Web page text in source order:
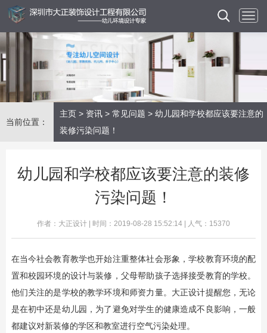
当前位置：
主页 > 资讯 > 常见问题 > 幼儿园和学校都应该要注意的
装修污染问题！
幼儿园和学校都应该要注意的装修
污染问题！
作者：大正设计 | 时间：2019-08-28 15:52:14 | 人气：15370
在当今社会教育教学也开始注重整体社会形象，学校教育环境的配
置和校园环境的设计与装修，父母帮助孩子选择接受教育的学校。
他们关注的是学校的教学环境和师资力量。大正设计提醒您，无论
是在初中还是幼儿园，为了避免对学生的健康造成不良影响，一般
都建议对新装修的学区和教室进行空气污染处理。